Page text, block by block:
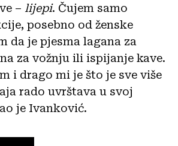
– lijepi. Čujem samo
posebno od ženske
da je pjesma lagana za
za vožnju ili ispijanje kave.
i drago mi je što je sve više
rado uvrštava u svoj
je Ivanković.